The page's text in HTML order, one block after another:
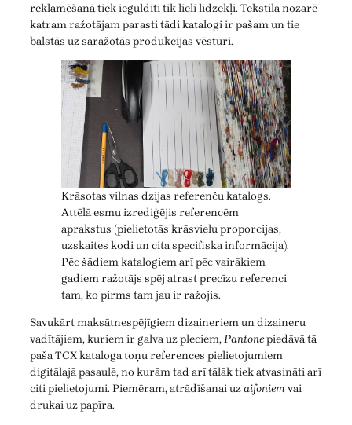
reklamēšanā tiek ieguldīti tik lieli līdzekļi. Tekstila nozarē
katram ražotājam parasti tādi katalogi ir pašam un tie
balstās uz saražotās produkcijas vēsturi.
Krāsotas vilnas dzijas referenču katalogs.
Attēlā esmu izrediģējis referencēm
aprakstus (pielietotās krāsvielu proporcijas,
uzskaites kodi un cita specifiska informācija).
Pēc šādiem katalogiem arī pēc vairākiem
gadiem ražotājs spēj atrast precīzu referenci
tam, ko pirms tam jau ir ražojis.
Savukārt maksātnespējīgiem dizaineriem un dizaineru
vadītājiem, kuriem ir galva uz pleciem,Pantonepiedāvā tā
paša TCX kataloga toņu references pielietojumiem
digitālajā pasaulē, no kurām tad arī tālāk tiek atvasināti arī
citi pielietojumi. Piemēram, atrādīšanai uzaifoniemvai
drukai uz papīra.